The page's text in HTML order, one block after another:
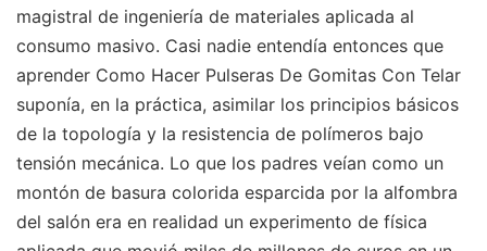
magistral de ingeniería de materiales aplicada al
consumo masivo. Casi nadie entendía entonces que
aprender Como Hacer Pulseras De Gomitas Con Telar
suponía, en la práctica, asimilar los principios básicos
de la topología y la resistencia de polímeros bajo
tensión mecánica. Lo que los padres veían como un
montón de basura colorida esparcida por la alfombra
del salón era en realidad un experimento de física